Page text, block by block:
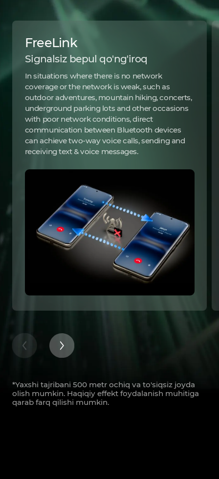
FreeLink
Signalsiz bepul qo'ng'iroq
In situations where there is no network
coverage or the network is weak, such as
outdoor adventures, mountain hiking, concerts,
underground parking lots and other occasions
with poor network conditions, direct
communication between Bluetooth devices
can achieve two-way voice calls, sending and
receiving text & voice messages.
*Yaxshi tajribani 500 metr ochiq va to'siqsiz joyda
olish mumkin. Haqiqiy effekt foydalanish muhitiga
qarab farq qilishi mumkin.